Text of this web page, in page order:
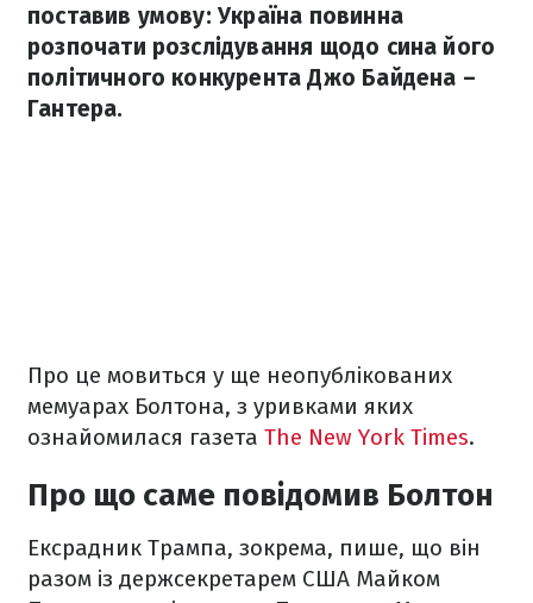
поставив умову: Україна повинна
розпочати розслідування щодо сина його
політичного конкурента Джо Байдена –
Гантера.
Про це мовиться у ще неопублікованих
мемуарах Болтона, з уривками яких
ознайомилася газета The New York Times.
Про що саме повідомив Болтон
Ексрадник Трампа, зокрема, пише, що він
разом із держсекретарем США Майком